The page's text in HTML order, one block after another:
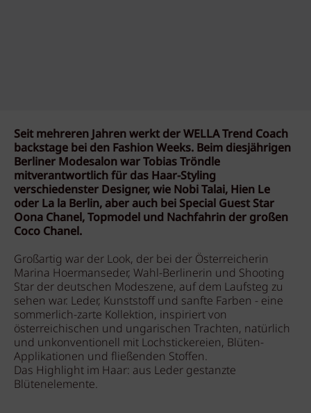
Seit mehreren Jahren werkt der WELLA Trend Coach
backstage bei den Fashion Weeks. Beim diesjährigen
Berliner Modesalon war Tobias Tröndle
mitverantwortlich für das Haar-Styling
verschiedenster Designer, wie Nobi Talai, Hien Le
oder La la Berlin, aber auch bei Special Guest Star
Oona Chanel, Topmodel und Nachfahrin der großen
Coco Chanel.
Großartig war der Look, der bei der Österreicherin
Marina Hoermanseder, Wahl-Berlinerin und Shooting
Star der deutschen Modeszene, auf dem Laufsteg zu
sehen war. Leder, Kunststoff und sanfte Farben - eine
sommerlich-zarte Kollektion, inspiriert von
österreichischen und ungarischen Trachten, natürlich
und unkonventionell mit Lochstickereien, Blüten-
Applikationen und fließenden Stoffen.
Das Highlight im Haar: aus Leder gestanzte
Blütenelemente.